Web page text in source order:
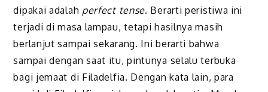
dipakai adalah perfect tense. Berarti peristiwa ini
terjadi di masa lampau, tetapi hasilnya masih
berlanjut sampai sekarang. Ini berarti bahwa
sampai dengan saat itu, pintunya selalu terbuka
bagi jemaat di Filadelfia. Dengan kata lain, para